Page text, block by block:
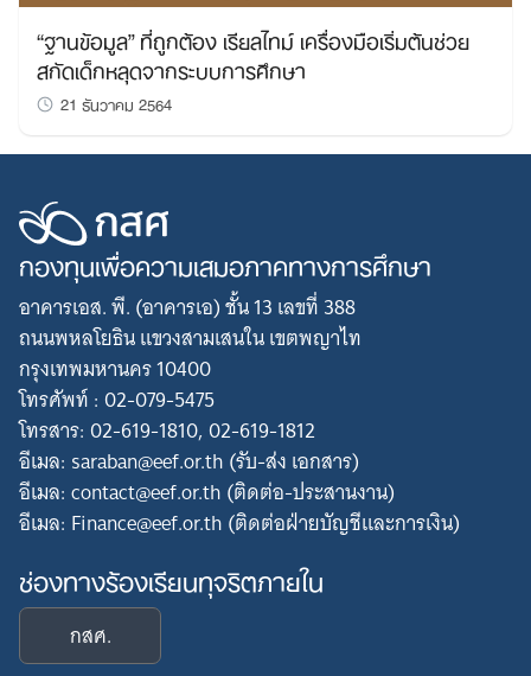
“ฐานข้อมูล” ที่ถูกต้อง เรียลไทม์ เครื่องมือเริ่มต้นช่วย
สกัดเด็กหลุดจากระบบการศึกษา
21 ธันวาคม 2564
กองทุนเพื่อความเสมอภาคทางการศึกษา
อาคารเอส. พี. (อาคารเอ) ชั้น 13 เลขที่ 388
ถนนพหลโยธิน แขวงสามเสนใน เขตพญาไท
กรุงเทพมหานคร 10400
โทรศัพท์ : 02-079-5475
โทรสาร: 02-619-1810, 02-619-1812
อีเมล: saraban@eef.or.th (รับ-ส่ง เอกสาร)
อีเมล: contact@eef.or.th (ติดต่อ-ประสานงาน)
อีเมล: Finance@eef.or.th (ติดต่อฝ่ายบัญชีและการเงิน)
ช่องทางร้องเรียนทุจริตภายใน
กสศ.